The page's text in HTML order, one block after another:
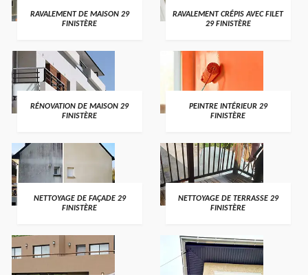
RAVALEMENT DE MAISON 29
FINISTÈRE
RAVALEMENT CRÉPIS AVEC FILET
29 FINISTÈRE
RÉNOVATION DE MAISON 29
FINISTÈRE
PEINTRE INTÉRIEUR 29
FINISTÈRE
NETTOYAGE DE FAÇADE 29
FINISTÈRE
NETTOYAGE DE TERRASSE 29
FINISTÈRE